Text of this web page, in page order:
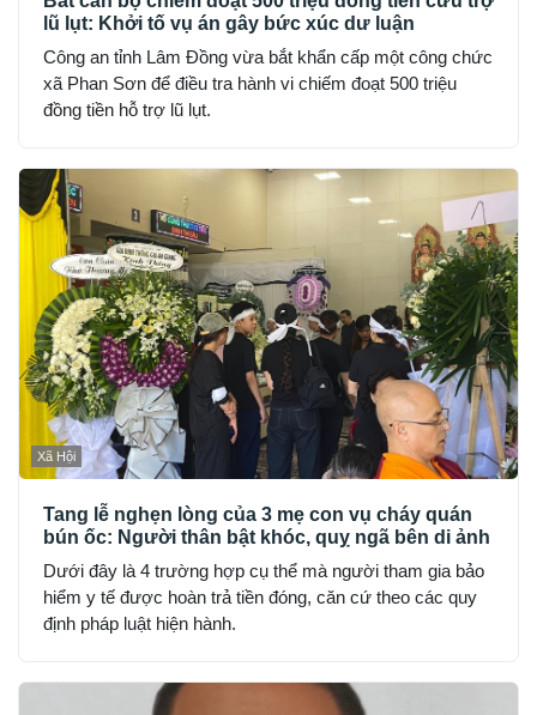
lũ lụt: Khởi tố vụ án gây bức xúc dư luận
Công an tỉnh Lâm Đồng vừa bắt khẩn cấp một công chức
xã Phan Sơn để điều tra hành vi chiếm đoạt 500 triệu
đồng tiền hỗ trợ lũ lụt.
Xã Hội
Tang lễ nghẹn lòng của 3 mẹ con vụ cháy quán
bún ốc: Người thân bật khóc, quỵ ngã bên di ảnh
Dưới đây là 4 trường hợp cụ thể mà người tham gia bảo
hiểm y tế được hoàn trả tiền đóng, căn cứ theo các quy
định pháp luật hiện hành.